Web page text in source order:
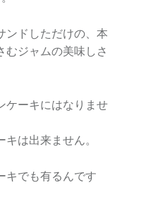
ンドしただけの、本
むジャムの美味しさ
ケーキにはなりませ
は出来ません。
キでも有るんです